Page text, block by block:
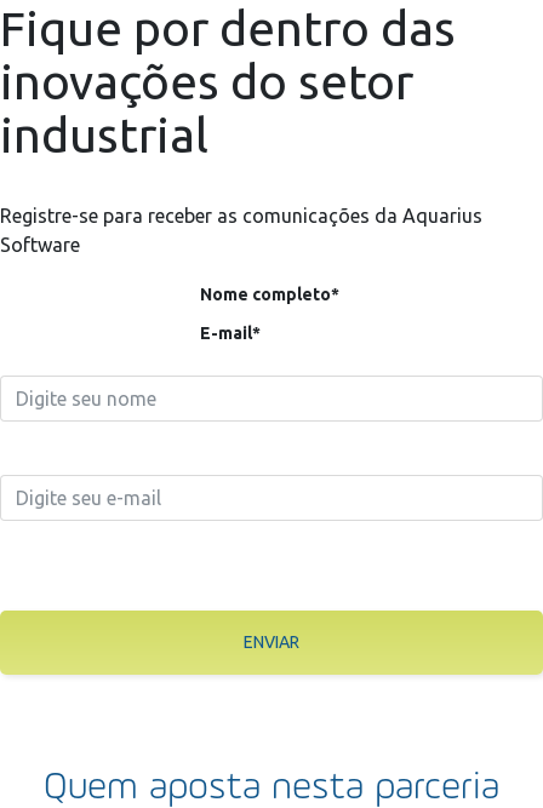
Fique por dentro das
inovações do setor
industrial
Registre-se para receber as comunicações da Aquarius
Software
Nome completo*
E-mail*
ENVIAR
Quem aposta nesta parceria